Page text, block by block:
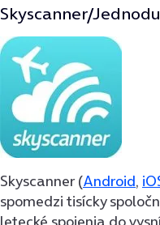
Skyscanner/
Skyscanner (Android,
spomedzi tisícky